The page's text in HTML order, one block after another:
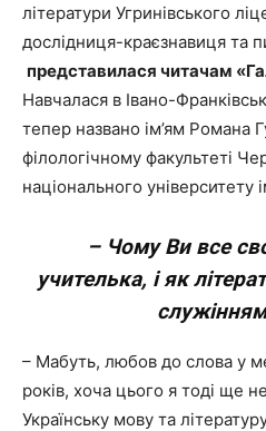
літератури Угринівського
дослідниця-краєзнавиця та
представилася читачам
Навчалася в Івано-
тепер названо ім’ям Романа
філологічному факультеті
національного
– Чому Ви все
учителька, і як
– Мабуть, любов до слова у
років, хоча цього я тоді ще
Українську мову та